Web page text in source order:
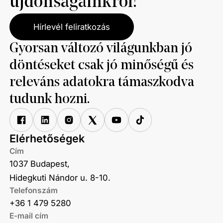
vállalkozások közel kétharmada tervezi, hogy
fejlesztéseket hajt majd végre a következő 2–3
évben, ami hozzájárulhat a vállalkozások
hatékonyabb és fentarthatóbb működéséhez.
Hírlevél feliratkozás
Gyorsan változó világunkban jó
döntéseket csak jó minőségű és
releváns adatokra támaszkodva
tudunk hozni.
Elérhetőségek
Cím
1037 Budapest,
Hidegkuti Nándor u. 8-10.
Telefonszám
+36 1 479 5280
E-mail cím